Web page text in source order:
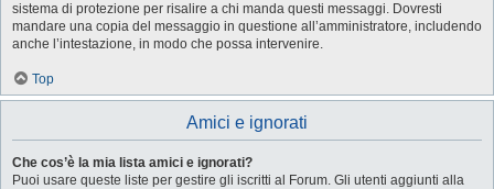
sistema di protezione per risalire a chi manda questi messaggi. Dovresti
mandare una copia del messaggio in questione all’amministratore, includendo
anche l’intestazione, in modo che possa intervenire.
Top
Amici e ignorati
Che cos’è la mia lista amici e ignorati?
Puoi usare queste liste per gestire gli iscritti al Forum. Gli utenti aggiunti alla